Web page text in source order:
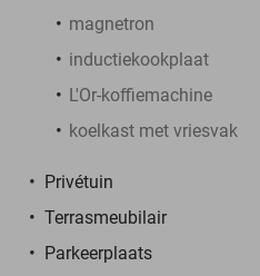
magnetron
inductiekookplaat
L'Or-koffiemachine
koelkast met vriesvak
Privétuin
Terrasmeubilair
Parkeerplaats